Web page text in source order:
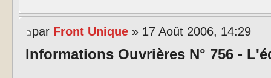
par Front Unique » 17 Août 2006, 14:29
Informations Ouvrières N° 756 -